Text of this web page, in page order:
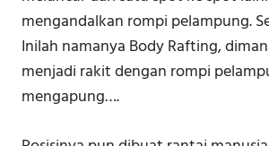
mengandalkan rompi pelampung.
Inilah namanya Body Rafting,
menjadi rakit dengan rompi
mengapung….